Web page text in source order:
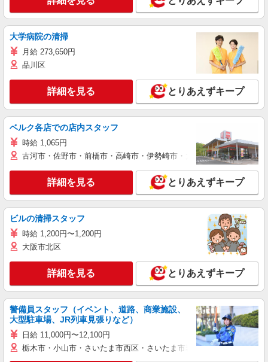
大学病院の清掃
月給 273,650円
品川区
詳細を見る とりあえずキープ
ベルク各店での店内スタッフ
時給 1,065円
古河市・佐野市・前橋市・高崎市・伊勢崎市・太田市・館林市・藤
詳細を見る とりあえずキープ
ビルの清掃スタッフ
時給 1,200円〜1,200円
大阪市北区
詳細を見る とりあえずキープ
警備員スタッフ（イベント、道路、商業施設、
大型駐車場、JR列車見張りなど）
日給 11,000円〜12,100円
栃木市・小山市・さいたま市西区・さいたま市岩槻区・久喜市・蓮田